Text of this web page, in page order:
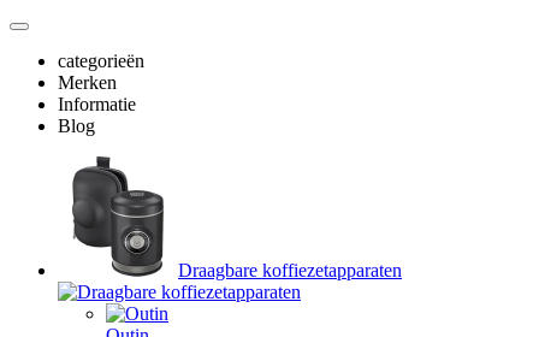
categorieën
Merken
Informatie
Blog
Draagbare koffiezetapparaten